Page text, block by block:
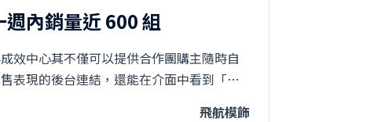
週內銷量近 600 組
效中心其不僅可以提供合作團購主隨時自
表現的後台連結，還能在介面中看到「銷
飛航模飾